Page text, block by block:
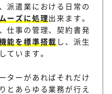
派遣業における日常の
ーズに処理出来ます。
仕事の管理、契約書発
能を標準搭載 し、派生
ています。
ターがあればそれだけ
とあらゆる業務が行え